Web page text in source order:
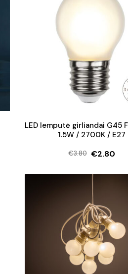
LED lemputė girliandai G45
1.5W / 2700K / E27
€3.80
Original
price
€3.80.
€2.80
Current
price
€2.80.